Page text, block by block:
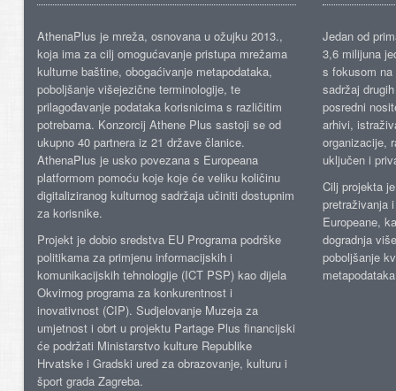
AthenaPlus je mreža, osnovana u ožujku 2013.,
koja ima za cilj omogućavanje pristupa mrežama
kulturne baštine, obogaćivanje metapodataka,
poboljšanje višejezične terminologije, te
prilagođavanje podataka korisnicima s različitim
potrebama. Konzorcij Athene Plus sastoji se od
ukupno 40 partnera iz 21 države članice.
AthenaPlus je usko povezana s Europeana
platformom pomoću koje koje će veliku količinu
digitaliziranog kulturnog sadržaja učiniti dostupnim
za korisnike.
Projekt je dobio sredstva EU Programa podrške
politikama za primjenu informacijskih i
komunikacijskih tehnologije (ICT PSP) kao dijela
Okvirnog programa za konkurentnost i
inovativnost (CIP). Sudjelovanje Muzeja za
umjetnost i obrt u projektu Partage Plus financijski
će podržati Ministarstvo kulture Republike
Hrvatske i Gradski ured za obrazovanje, kulturu i
šport grada Zagreba.
Jedan od
3,6 milijuna
s fokusom
sadržaj
posredni
arhivi,
organizacije,
uključen i
Cilj projekta
pretraživanja
Europeane,
dogradnja
poboljšanje